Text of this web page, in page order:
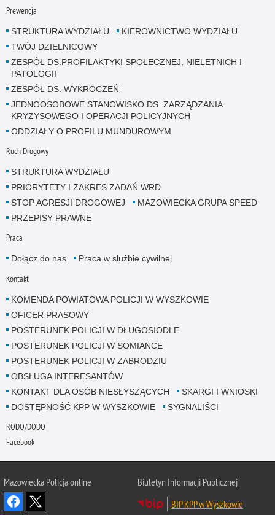
Prewencja
STRUKTURA WYDZIAŁU
KIEROWNICTWO WYDZIAŁU
TWÓJ DZIELNICOWY
ZESPÓŁ DS.PROFILAKTYKI SPOŁECZNEJ, NIELETNICH I
PATOLOGII
ZESPÓŁ DS. WYKROCZEŃ
JEDNOOSOBOWE STANOWISKO DS. ZARZĄDZANIA
KRYZYSOWEGO I OPERACJI POLICYJNYCH
ODDZIAŁY O PROFILU MUNDUROWYM
Ruch Drogowy
STRUKTURA WYDZIAŁU
PRIORYTETY I ZAKRES ZADAŃ WRD
STOP AGRESJI DROGOWEJ
MAZOWIECKA GRUPA SPEED
PRZEPISY PRAWNE
Praca
Dołącz do nas Praca w służbie cywilnej
Kontakt
KOMENDA POWIATOWA POLICJI W WYSZKOWIE
OFICER PRASOWY
POSTERUNEK POLICJI W DŁUGOSIODLE
POSTERUNEK POLICJI W SOMIANCE
POSTERUNEK POLICJI W ZABRODZIU
OBSŁUGA INTERESANTÓW
KONTAKT DLA OSÓB NIESŁYSZĄCYCH
SKARGI I WNIOSKI
DOSTĘPNOŚĆ KPP W WYSZKOWIE
SYGNALIŚCI
RODO/DODO
Facebook
Mazowiecka Policja online
Biuletyn Informacji Publicznej
BIP KPP w Wyszkowie